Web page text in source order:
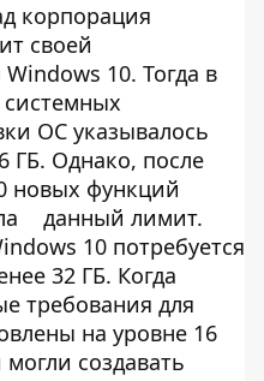
корпорация
своей
10. Тогда в
ОС указывалось
ГБ. Однако, после
новых функций
данный лимит.
10 потребуется
32 ГБ. Когда
требования для
на уровне 16
создавать